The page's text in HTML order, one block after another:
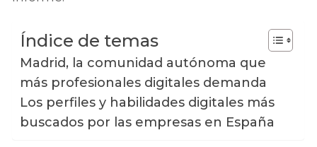
Índice de temas
Madrid, la comunidad autónoma que
más profesionales digitales demanda
Los perfiles y habilidades digitales más
buscados por las empresas en España